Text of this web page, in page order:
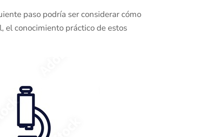
paso podría ser considerar cómo
el conocimiento práctico de estos